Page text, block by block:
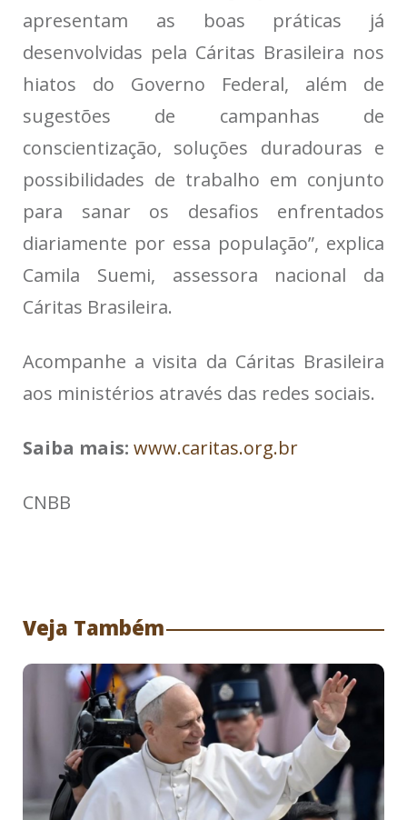
apresentam as boas práticas já
desenvolvidas pela Cáritas Brasileira nos
hiatos do Governo Federal, além de
sugestões de campanhas de
conscientização, soluções duradouras e
possibilidades de trabalho em conjunto
para sanar os desafios enfrentados
diariamente por essa população”, explica
Camila Suemi, assessora nacional da
Cáritas Brasileira.
Acompanhe a visita da Cáritas Brasileira
aos ministérios através das redes sociais.
Saiba mais: www.caritas.org.br
CNBB
Veja Também